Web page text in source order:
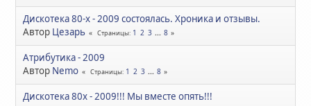
Дискотека 80-х - 2009 состоялась. Хроника и отзывы.
Автор Цезарь Страницы 1 2 3 ... 8
Атрибутика - 2009
Автор Nemo Страницы 1 2 3 ... 8
Дискотека 80х - 2009!!! Мы вместе опять!!!